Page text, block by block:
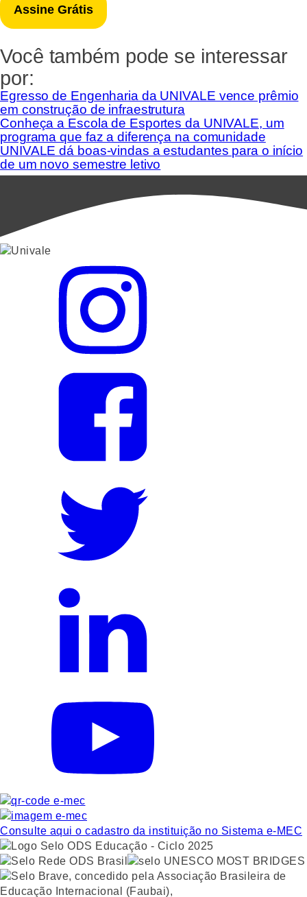
Você também pode se interessar
por:
Egresso de Engenharia da UNIVALE vence prêmio
em construção de infraestrutura
Conheça a Escola de Esportes da UNIVALE, um
programa que faz a diferença na comunidade
UNIVALE dá boas-vindas a estudantes para o início
de um novo semestre letivo
Consulte aqui o cadastro da instituição no Sistema e-MEC